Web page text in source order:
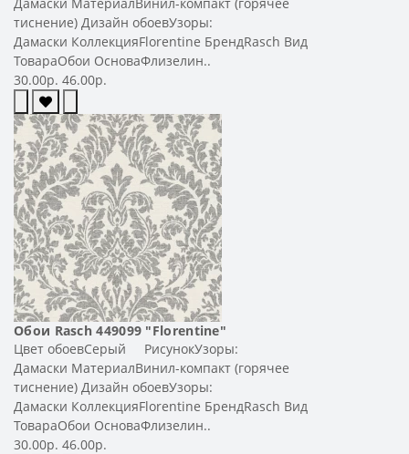
тиснение) Дизайн обоевУзоры:
Дамаски КоллекцияFlorentine БрендRasch Вид
ТовараОбои ОсноваФлизелин..
30.00р. 46.00р.
Обои Rasch 449099 "Florentine"
Цвет обоевСерый РисунокУзоры:
Дамаски МатериалВинил-компакт (горячее
тиснение) Дизайн обоевУзоры:
Дамаски КоллекцияFlorentine БрендRasch Вид
ТовараОбои ОсноваФлизелин..
30.00р. 46.00р.